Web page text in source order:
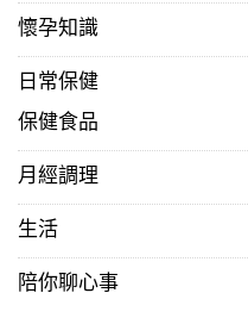
懷孕知識
日常保健
保健食品
月經調理
生活
陪你聊心事